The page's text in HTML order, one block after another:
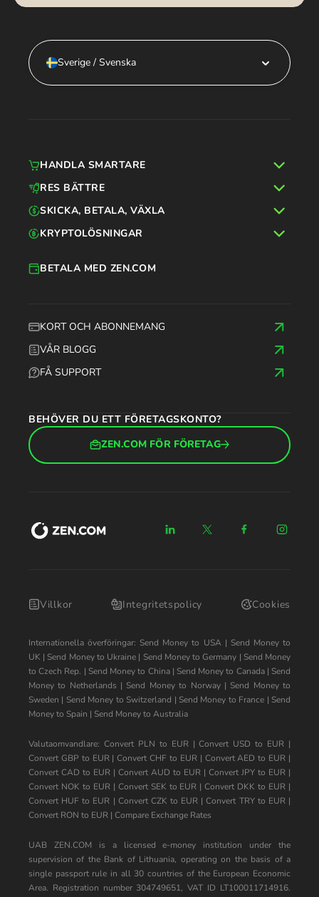
Sverige / Svenska
KORT OCH ABONNEMANG
VÅR BLOGG
FÅ SUPPORT
BETALA MED ZEN.COM
BEHÖVER DU ETT FÖRETAGSKONTO?
ZEN.COM FÖR FÖRETAG
HANDLA SMARTARE
RES BÄTTRE
SKICKA, BETALA, VÄXLA
KRYPTOLÖSNINGAR
Villkor Integritetspolicy Cookies
Internationella överföringar: Send Money to USA| Send Money to
UK | Send Money to Ukraine | Send Money to Germany | Send Money
to Czech Rep. | Send Money to China| Send Money to Canada| Send
Money to Netherlands | Send Money to Norway| Send Money to
Sweden | Send Money to Switzerland | Send Money to France | Send
Money to Spain | Send Money to Australia
Valutaomvandlare: Convert PLN to EUR|Convert USD to EUR |
Convert GBP to EUR|Convert CHF to EUR| Convert AED to EUR |
Convert CAD to EUR | Convert AUD to EUR | Convert JPY to EUR |
Convert NOK to EUR| Convert SEK to EUR |Convert DKK to EUR |
Convert HUF to EUR | Convert CZK to EUR |Convert TRY to EUR|
Convert RON to EUR | Compare Exchange Rates
UAB ZEN.COM is a licensed e-money institution under the
supervision of the Bank of Lithuania, operating on the basis of a
single passport rule in all 30 countries of the European Economic
Area. Registration number 304749651, VAT ID LT100011714916.